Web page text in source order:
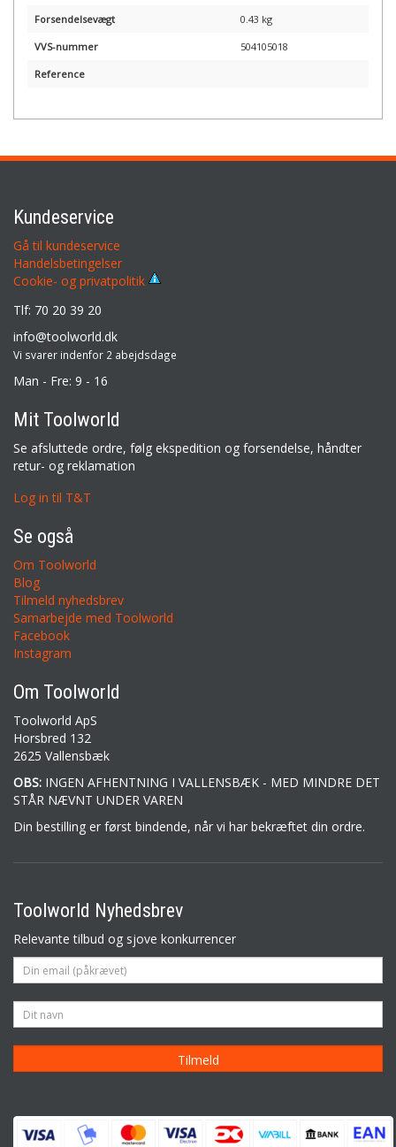
Forsendelsevægt 0.43 kg
VVS-nummer 504105018
Reference
Kundeservice
Gå til kundeservice
Handelsbetingelser
Cookie- og privatpolitik
Tlf: 70 20 39 20
info@toolworld.dk
Vi svarer indenfor 2 abejdsdage
Man - Fre: 9 - 16
Mit Toolworld
Se afsluttede ordre, følg ekspedition og forsendelse, håndter
retur- og reklamation
Log in til T&T
Se også
Om Toolworld
Blog
Tilmeld nyhedsbrev
Samarbejde med Toolworld
Facebook
Instagram
Om Toolworld
Toolworld ApS
Horsbred 132
2625 Vallensbæk
OBS: INGEN AFHENTNING I VALLENSBÆK - MED MINDRE DET
STÅR NÆVNT UNDER VAREN
Din bestilling er først bindende, når vi har bekræftet din ordre.
Toolworld Nyhedsbrev
Relevante tilbud og sjove konkurrencer